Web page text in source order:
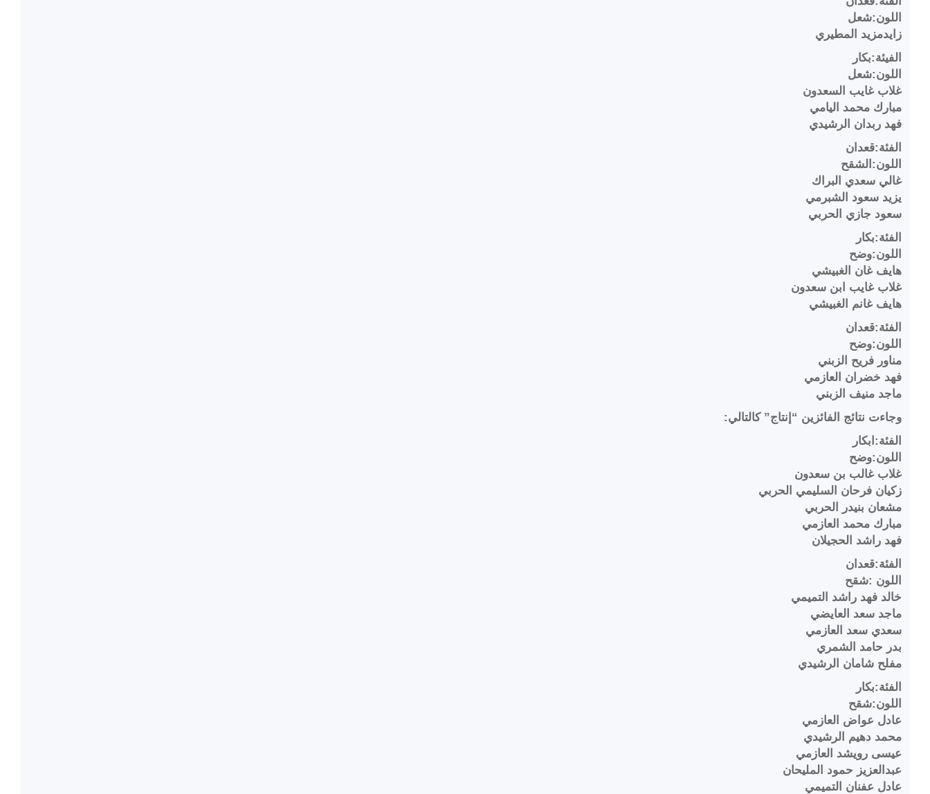
اللون:شعل
زايدمزيد المطيري
الفيئة:بكار
اللون:شعل
غلاب غايب السعدون
مبارك محمد اليامي
فهد ربدان الرشيدي
الفئة:قعدان
اللون:الشقح
غالي سعدي البراك
يزيد سعود الشبرمي
سعود جازي الحربي
الفئة:بكار
اللون:وضح
هايف غان الغبيشي
غلاب غايب ابن سعدون
هايف غانم الغبيشي
الفئة:قعدان
اللون:وضح
مناور فريح الزبني
فهد خضران العازمي
ماجد منيف الزبني
وجاءت نتائج الفائزين “إنتاج” كالتالي:
الفئة:ابكار
اللون:وضح
غلاب غالب بن سعدون
زكيان فرحان السليمي الحربي
مشعان بنيدر الحربي
مبارك محمد العازمي
فهد راشد الحجيلان
الفئة:قعدان
اللون :شقح
خالد فهد راشد التميمي
ماجد سعد العايضي
سعدي سعد العازمي
بدر حامد الشمري
مفلح شامان الرشيدي
الفئة:بكار
اللون:شقح
عادل عواض العازمي
محمد دهيم الرشيدي
عيسى رويشد العازمي
عبدالعزيز حمود المليحان
عادل عفنان التميمي